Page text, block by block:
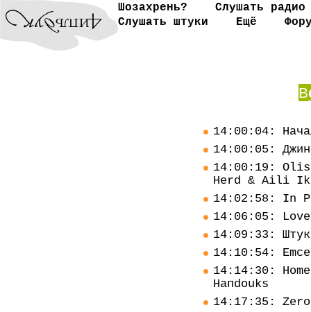
Шозахрень?
Слушать радио
Слушать штуки
Ещё
В
14:00:04:
14:00:05:
14:00:19:
Herd & Aili
14:02:58: In
14:06:05:
14:09:33:
14:10:54:
14:14:30:
Haпdouks
14:17:35: